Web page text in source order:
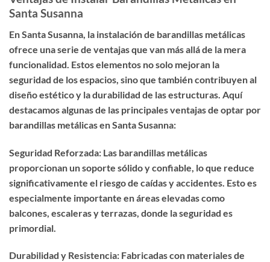
Santa Susanna
En Santa Susanna, la instalación de barandillas metálicas
ofrece una serie de ventajas que van más allá de la mera
funcionalidad. Estos elementos no solo mejoran la
seguridad de los espacios, sino que también contribuyen al
diseño estético y la durabilidad de las estructuras. Aquí
destacamos algunas de las principales ventajas de optar por
barandillas metálicas en Santa Susanna:
Seguridad Reforzada: Las barandillas metálicas
proporcionan un soporte sólido y confiable, lo que reduce
significativamente el riesgo de caídas y accidentes. Esto es
especialmente importante en áreas elevadas como
balcones, escaleras y terrazas, donde la seguridad es
primordial.
Durabilidad y Resistencia: Fabricadas con materiales de